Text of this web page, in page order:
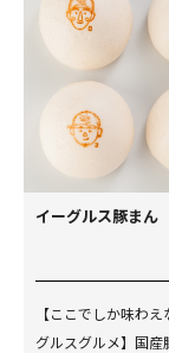
イーグルス豚まん
【ここでしか味わ
グルスグルメ】国産